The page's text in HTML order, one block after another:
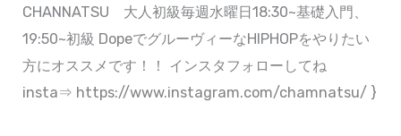
CHANNATSU 大人初級毎週水曜日18:30~基礎入門、
19:50~初級 DopeでグルーヴィーなHIPHOPをやりたい
方にオススメです！！ インスタフォローしてね
insta⇒ https://www.instagram.com/chamnatsu/ }